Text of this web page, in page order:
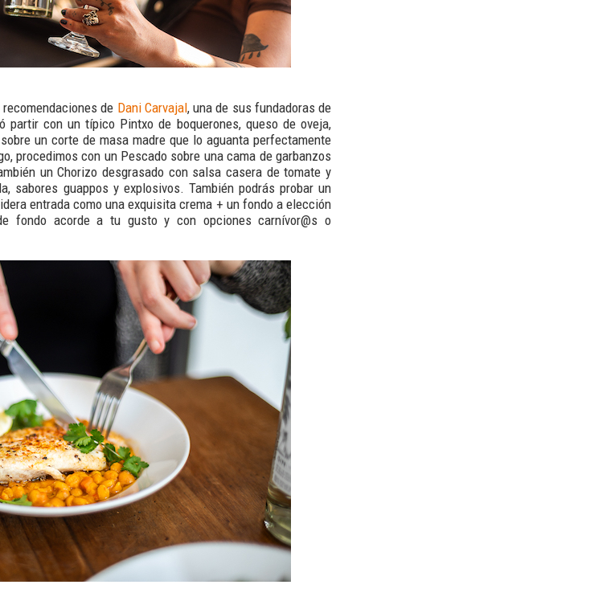
de Dani Carvajal, una de sus fundadoras de
partir con un típico Pintxo de boquerones, queso de oveja,
un corte de masa madre que lo aguanta perfectamente
procedimos con un Pescado sobre una cama de garbanzos
un Chorizo desgrasado con salsa casera de tomate y
sabores guappos y explosivos. También podrás probar un
entrada como una exquisita crema + un fondo a elección
fondo acorde a tu gusto y con opciones carnívor@s o